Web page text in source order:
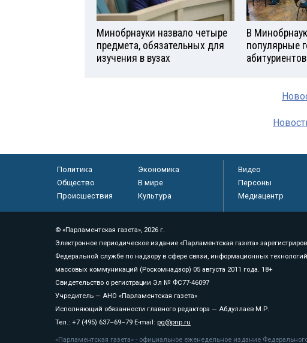
Минобрнауки назвало четыре
предмета, обязательных для
изучения в вузах
В
популярные
абитуриентов
Политика
Экономика
Общество
В мире
Происшествия
Культура
Видео
Персоны
Медиацентр
© «Парламентская газета», 2026 г.
Электронное периодическое издание «Парламентская газета»
Федеральной службе по надзору в сфере связи, информационных
массовых коммуникаций (Роскомнадзор) 05 августа 2011 года. 18+
Свидетельство о регистрации Эл № ФС77-46097
Учредитель — АНО «Парламентская газета»
Исполняющий обязанности главного редактора — Абдуллаев М.Р.
Тел.: +7 (495) 637–69–79 E-mail: pg@pnp.ru
«Парламентская газета» - официальное еженедельное издание